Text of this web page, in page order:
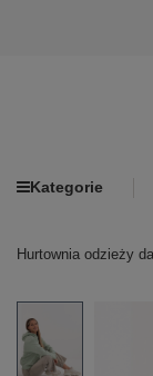
Kategorie
Hurtownia odzieży